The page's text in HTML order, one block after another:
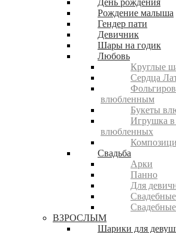
Рождение малыша
Гендер пати
Девичник
Шары на годик
Любовь
Круглые
Сердца
влюбленным
Букеты
Игрушка в
влюбленных
Свадьба
Арки
Панно
Для
ВЗРОСЛЫМ
Шарики для